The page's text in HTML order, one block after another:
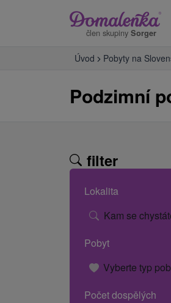
člen skupiny Sorger
Úvod Pobyty na
Podzimní
filter
Lokalita
Kam se
Pobyt
Vyberte typ
Počet dospělých